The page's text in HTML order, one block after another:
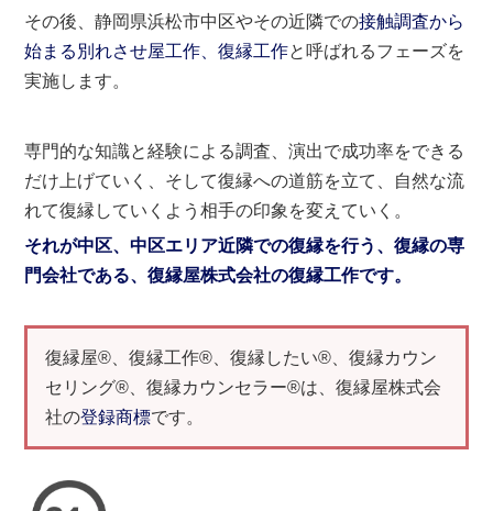
その後、静岡県浜松市中区やその近隣での接触調査から
始まる別れさせ屋工作、復縁工作と呼ばれるフェーズを
実施します。
専門的な知識と経験による調査、演出で成功率をできる
だけ上げていく、そして復縁への道筋を立て、自然な流
れて復縁していくよう相手の印象を変えていく。
それが中区、中区エリア近隣での復縁を行う、復縁の専
門会社である、復縁屋株式会社の復縁工作です。
復縁屋®、復縁工作®、復縁したい®、復縁カウン
セリング®、復縁カウンセラー®は、復縁屋株式会
社の登録商標です。